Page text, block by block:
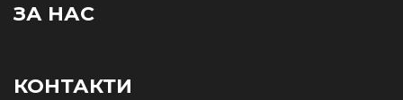
ЗА НАС
КОНТАКТИ